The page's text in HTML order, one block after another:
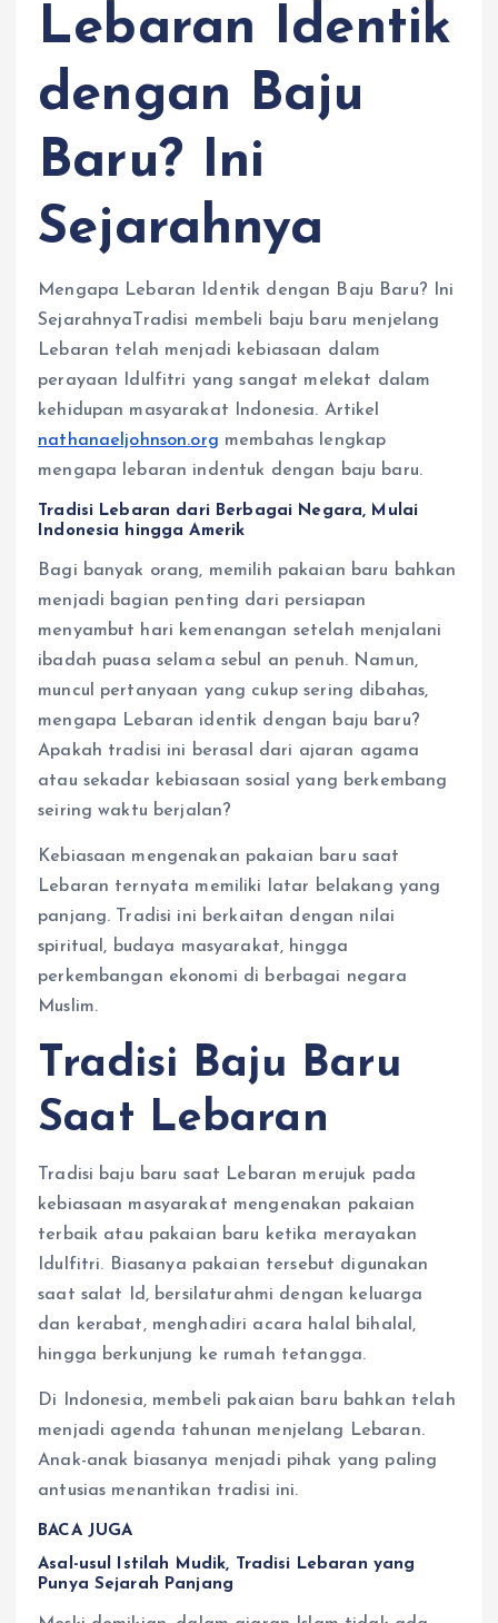
Lebaran Identik
dengan Baju
Baru? Ini
Sejarahnya
Mengapa Lebaran Identik dengan Baju Baru? Ini
SejarahnyaTradisi membeli baju baru menjelang
Lebaran telah menjadi kebiasaan dalam
perayaan Idulfitri yang sangat melekat dalam
kehidupan masyarakat Indonesia. Artikel
nathanaeljohnson.org membahas lengkap
mengapa lebaran indentuk dengan baju baru.
Tradisi Lebaran dari Berbagai Negara, Mulai
Indonesia hingga Amerik
Bagi banyak orang, memilih pakaian baru bahkan
menjadi bagian penting dari persiapan
menyambut hari kemenangan setelah menjalani
ibadah puasa selama sebul an penuh. Namun,
muncul pertanyaan yang cukup sering dibahas,
mengapa Lebaran identik dengan baju baru?
Apakah tradisi ini berasal dari ajaran agama
atau sekadar kebiasaan sosial yang berkembang
seiring waktu berjalan?
Kebiasaan mengenakan pakaian baru saat
Lebaran ternyata memiliki latar belakang yang
panjang. Tradisi ini berkaitan dengan nilai
spiritual, budaya masyarakat, hingga
perkembangan ekonomi di berbagai negara
Muslim.
Tradisi Baju Baru
Saat Lebaran
Tradisi baju baru saat Lebaran merujuk pada
kebiasaan masyarakat mengenakan pakaian
terbaik atau pakaian baru ketika merayakan
Idulfitri. Biasanya pakaian tersebut digunakan
saat salat Id, bersilaturahmi dengan keluarga
dan kerabat, menghadiri acara halal bihalal,
hingga berkunjung ke rumah tetangga.
Di Indonesia, membeli pakaian baru bahkan telah
menjadi agenda tahunan menjelang Lebaran.
Anak-anak biasanya menjadi pihak yang paling
antusias menantikan tradisi ini.
BACA JUGA
Asal-usul Istilah Mudik, Tradisi Lebaran yang
Punya Sejarah Panjang